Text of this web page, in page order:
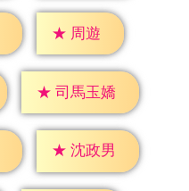
★ 周遊
★ 司馬玉嬌
★ 沈政男